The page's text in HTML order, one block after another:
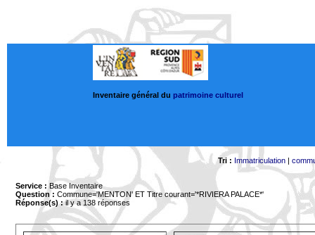
Inventaire général du patrimoine culturel
Tri : Immatriculation|
Service : Base Inventaire
Question : Commune='MENTON' ET Titre courant='*RIVIERA PALACE*'
Réponse(s) :il y a 138 réponses